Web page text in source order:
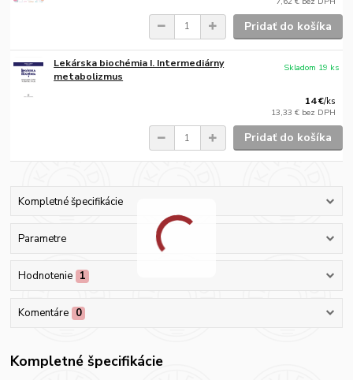
Pridať do košíka
Lekárska biochémia I. Intermediárny
metabolizmus
14 €/ks
13,33 € bez DPH
Skladom 19 ks
Pridať do košíka
Kompletné špecifikácie
Parametre
Hodnotenie 1
Komentáre 0
Kompletné špecifikácie